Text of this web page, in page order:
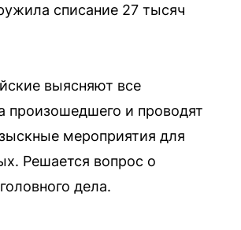
списание 27 тысяч
выясняют все
произошедшего и проводят
мероприятия для
Решается вопрос о
дела.